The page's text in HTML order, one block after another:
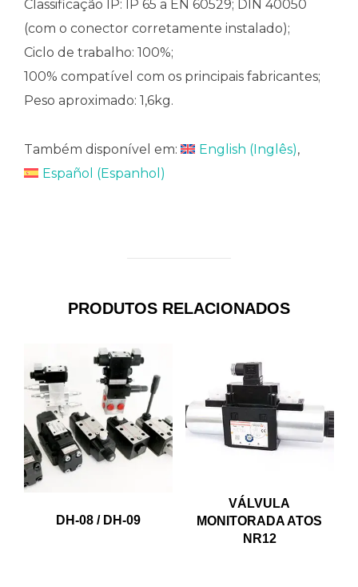
Classificação IP: IP 65 a EN 60529; DIN 40050
(com o conector corretamente instalado);
Ciclo de trabalho: 100%;
100% compatível com os principais fabricantes;
Peso aproximado: 1,6kg.
Também disponível em: English (Inglês)
Español (Espanhol )
PRODUTOS RELACIONADOS
DH-08 / DH-09
VÁLVULA
MONITORADA ATOS
NR12